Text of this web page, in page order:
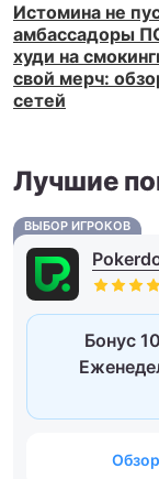
Истомина не
амбассадоры
худи на
свой мерч:
сетей
Лучшие
ВЫБОР ИГРОКОВ
Бонус
Обзор